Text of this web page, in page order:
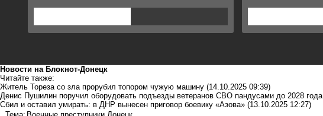
Новости на Блoкнoт-Донецк
Читайте также:
Житель Тореза со зла прорубил топором чужую машину (14.10.2025 09:39)
Денис Пушилин поручил оборудовать подъезды ветеранов СВО пандусами до 2028 года
Сбил и оставил умирать: в ДНР вынесен приговор боевику «Азова» (13.10.2025 12:27)